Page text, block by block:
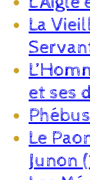
La
et ses
Le
Junon